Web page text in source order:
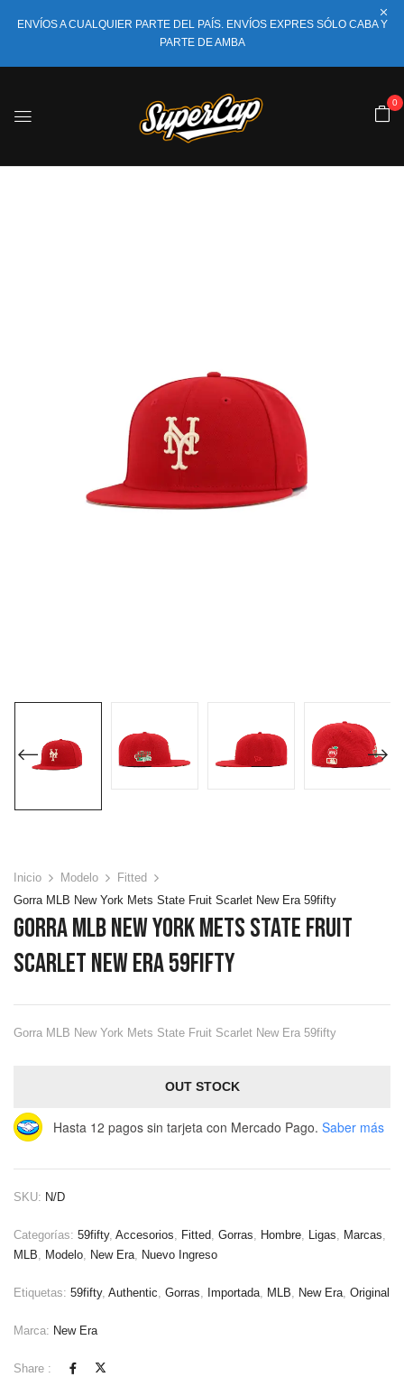
ENVÍOS A CUALQUIER PARTE DEL PAÍS. ENVÍOS EXPRES SÓLO CABA Y
PARTE DE AMBA
0
Inicio Modelo
Fitted
Gorra MLB New York Mets State Fruit Scarlet New Era 59fifty
Gorra MLB New York Mets State Fruit
Scarlet New Era 59fifty
Gorra MLB New York Mets State Fruit Scarlet New Era 59fifty
OUT STOCK
Hasta 12 pagos sin tarjeta con Mercado Pago. Saber más
SKU: N/D
Categorías: 59fifty, Accesorios, Fitted, Gorras, Hombre, Ligas, Marcas,
MLB, Modelo, New Era, Nuevo Ingreso
Etiquetas: 59fifty, Authentic, Gorras, Importada, MLB, New Era, Original
Marca: New Era
Share :